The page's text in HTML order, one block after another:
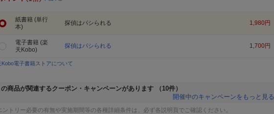
紙書籍 (単行
本)
探偵はパシられる 1,980円
電子書籍 (楽
天Kobo)
探偵はパシられる 1,700円
Kobo電子書籍ストアについて
の商品が関連するクーポン・キャンペーンがあります
（10件）
開催中のキャンペーンをもっと見る
トリー必要の有無や実施期間等の各種詳細条件は、必ず各説明頁でご確認ください。